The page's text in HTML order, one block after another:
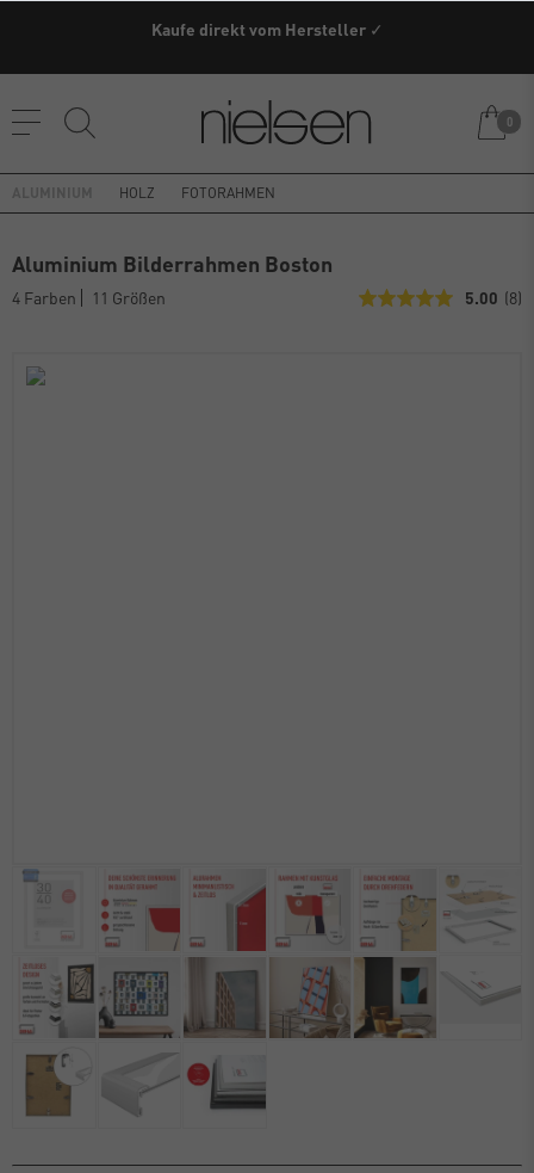
Versandkostenfrei ab einem Warenwert von 79€ innerhalb
Kaufe direkt vom Hersteller ✓
0
HOLZ FOTORAHMEN
Aluminium Bilderrahmen Boston
4 Farben 11 Größen 5.00 (8)